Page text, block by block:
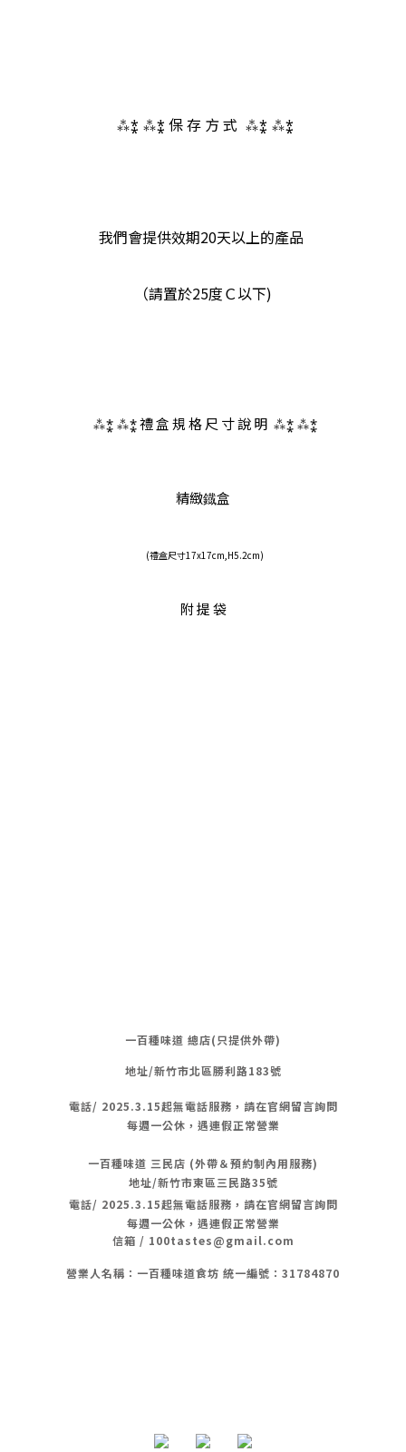
⁂⁑ ⁂⁑ 保 存 方 式  ⁂⁑ ⁂⁑
我們會提供效期20天以上的產品
（請置於25度Ｃ以下)
⁂⁑ ⁂⁑ 禮 盒 規 格 尺 寸 說 明 ⁂⁑ ⁂⁑
精緻鐡盒
(禮盒尺寸17x17cm,H5.2cm)
附 提 袋
一百種味道 總店(只提供外帶)
地址/新竹市北區勝利路183號
電話/ 2025.3.15起無電話服務，請在官網留言詢問
每週一公休，遇連假正常營業
一百種味道 三民店 (外帶＆預約制內用服務)
地址/新竹市東區三民路35號
電話/ 2025.3.15起無電話服務，請在官網留言詢問
每週一公休，遇連假正常營業
信箱 / 100tastes@gmail.com
營業人名稱：一百種味道食坊 統一編號：31784870